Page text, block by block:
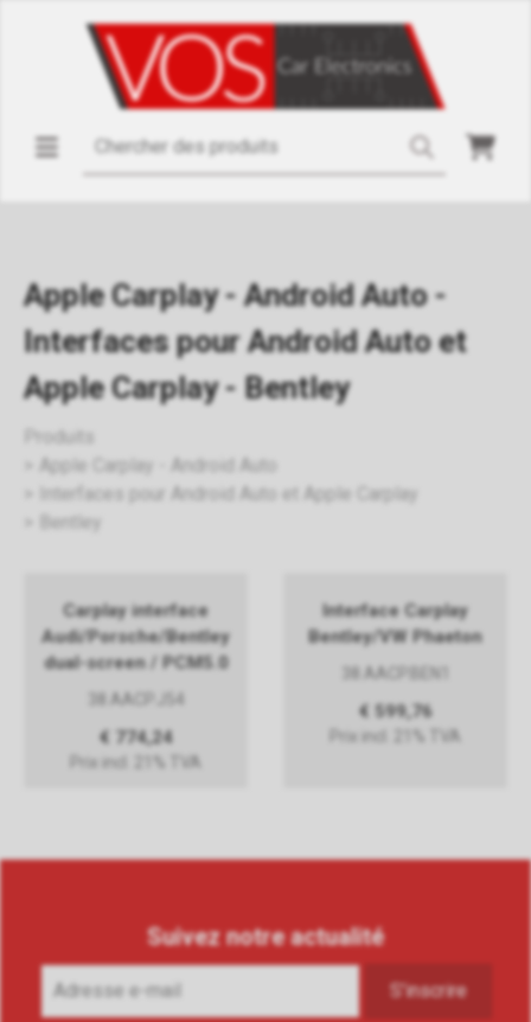
Apple Carplay - Android Auto -
Interfaces pour Android Auto et
Apple Carplay - Bentley
Produits
Apple Carplay - Android Auto
Interfaces pour Android Auto et Apple Carplay
Bentley
Carplay interface
Audi/Porsche/Bentley
dual-screen / PCM5.0
38.AACP.J54
€ 774,24
Prix incl. 21% TVA
Interface Carplay
Bentley/VW Phaeton
38.AACP.BEN1
€ 599,76
Prix incl. 21% TVA
Suivez notre actualité